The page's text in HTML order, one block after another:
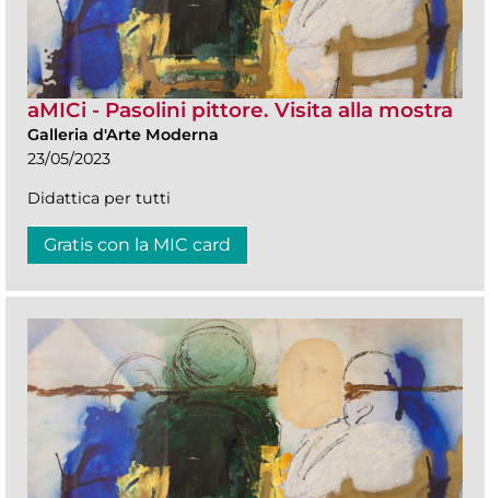
aMICi - Pasolini pittore. Visita alla mostra
Galleria d'Arte Moderna
23/05/2023
Didattica per tutti
Gratis con la MIC card